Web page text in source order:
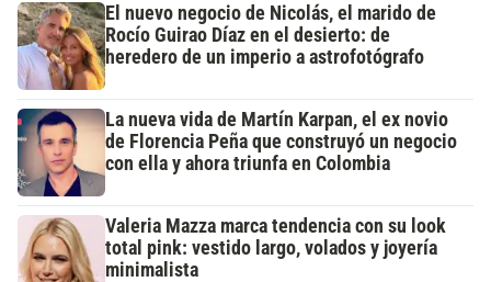
El nuevo negocio de Nicolás, el marido de
Rocío Guirao Díaz en el desierto: de
heredero de un imperio a astrofotógrafo
La nueva vida de Martín Karpan, el ex novio
de Florencia Peña que construyó un negocio
con ella y ahora triunfa en Colombia
Valeria Mazza marca tendencia con su look
total pink: vestido largo, volados y joyería
minimalista